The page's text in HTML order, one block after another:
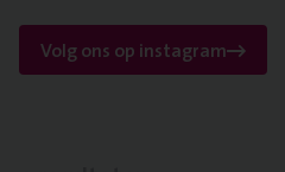
Volg ons op instagram